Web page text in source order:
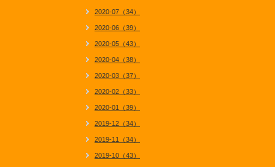
2020-07（34）
2020-06（39）
2020-05（43）
2020-04（38）
2020-03（37）
2020-02（33）
2020-01（39）
2019-12（34）
2019-11（34）
2019-10（43）